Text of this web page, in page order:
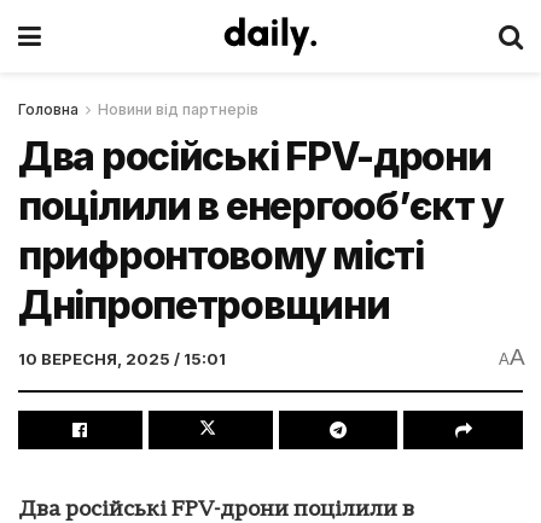
Головна Новини від партнерів
Два російські FPV-дрони
поцілили в енергооб’єкт у
прифронтовому місті
Дніпропетровщини
10 ВЕРЕСНЯ, 2025 / 15:01 AA
Два російські FPV-дрони поцілили в